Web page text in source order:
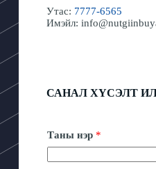
Утас: 7777-6565
Имэйл:
САНАЛ ХҮСЭЛТ
Таны нэр *